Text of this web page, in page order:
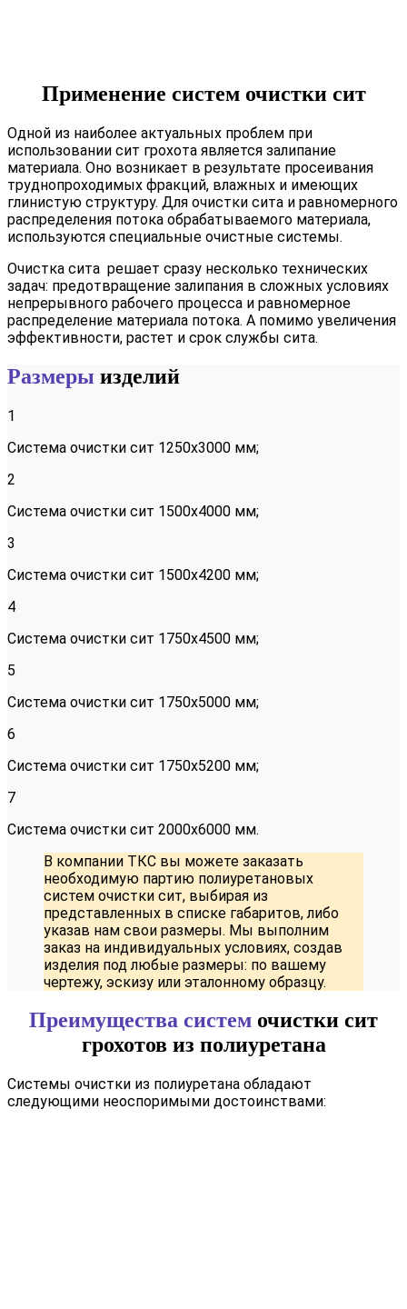
Применение систем очистки сит
Одной из наиболее актуальных проблем при
использовании сит грохота является залипание
материала. Оно возникает в результате просеивания
труднопроходимых фракций, влажных и имеющих
глинистую структуру. Для очистки сита и равномерного
распределения потока обрабатываемого материала,
используются специальные очистные системы.
Очистка сита решает сразу несколько технических
задач: предотвращение залипания в сложных условиях
непрерывного рабочего процесса и равномерное
распределение материала потока. А помимо увеличения
эффективности, растет и срок службы сита.
Размеры изделий
1
Система очистки сит 1250х3000 мм;
2
Система очистки сит 1500х4000 мм;
3
Система очистки сит 1500х4200 мм;
4
Система очистки сит 1750х4500 мм;
5
Система очистки сит 1750х5000 мм;
6
Система очистки сит 1750х5200 мм;
7
Система очистки сит 2000х6000 мм.
В компании ТКС вы можете заказать
необходимую партию полиуретановых
систем очистки сит, выбирая из
представленных в списке габаритов, либо
указав нам свои размеры. Мы выполним
заказ на индивидуальных условиях, создав
изделия под любые размеры: по вашему
чертежу, эскизу или эталонному образцу.
Преимущества систем очистки сит
грохотов из полиуретана
Системы очистки из полиуретана обладают
следующими неоспоримыми достоинствами: